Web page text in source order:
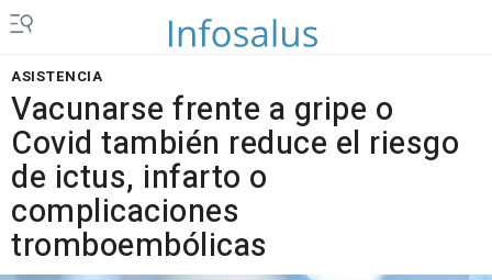
ASISTENCIA
Vacunarse frente a gripe o
Covid también reduce el riesgo
de ictus, infarto o
complicaciones
tromboembólicas